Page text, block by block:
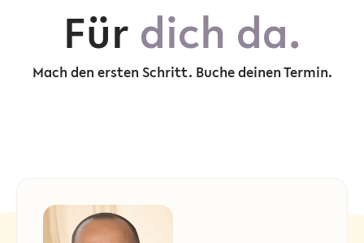
Für dich da.
Mach den ersten Schritt. Buche deinen Termin.